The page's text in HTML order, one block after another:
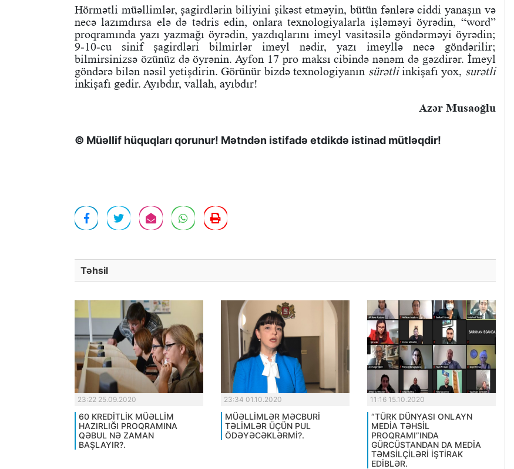
Hörmətli müəllimlər, şagirdlərin biliyini şikəst etməyin, bütün fənlərə ciddi yanaşın və
necə lazımdırsa elə də tədris edin, onlara texnologiyalarla işləməyi öyrədin, “word”
proqramında yazı yazmağı öyrədin, yazdıqlarını imeyl vasitəsilə göndərməyi öyrədin;
9-10-cu sinif şagirdləri bilmirlər imeyl nədir, yazı imeyllə necə göndərilir;
bilmirsinizsə özünüz də öyrənin. Ayfon 17 pro maksı cibində nənəm də gəzdirər. İmeyl
göndərə bilən nəsil yetişdirin. Görünür bizdə texnologiyanın sürətliinkişafı yox, surətli
inkişafı gedir. Ayıbdır, vallah, ayıbdır!
Azər Musaoğlu
© Müəllif hüquqları qorunur! Mətndən istifadə etdikdə istinad mütləqdir!
Təhsil
23:22 25.09.2020
60 KREDİTLİK MÜƏLLİM
HAZIRLIĞI PROQRAMINA
QƏBUL NƏ ZAMAN
BAŞLAYIR?.
23:34 01.10.2020
MÜƏLLİMLƏR MƏCBURİ
TƏLİMLƏR ÜÇÜN PUL
ÖDƏYƏCƏKLƏRMİ?.
11:16 15.10.2020
“TÜRK DÜNYASI ONLAYN
MEDİA TƏHSİL
PROQRAMI”INDA
GÜRCÜSTANDAN DA MEDİA
TƏMSİLÇİLƏRİ İŞTİRAK
EDİBLƏR.